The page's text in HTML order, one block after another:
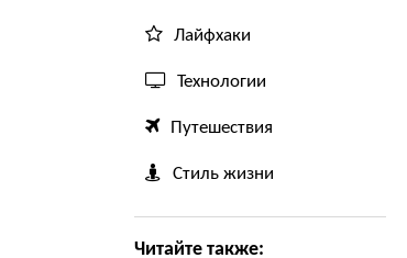
Лайфхаки
Технологии
Путешествия
Стиль жизни
Читайте также: